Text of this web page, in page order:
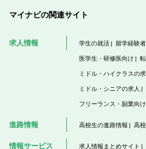
マイナビの関連サイト
求人情報 学生の就活 留学経験
医学生・研修医向け
ミドル・ハイクラスの求
ミドル・シニアの求人
フリーランス・副業向
進路情報 高校生の進路情報 高
情報サービス 求人情報まとめサイト